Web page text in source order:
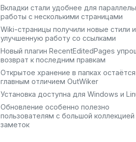
Вкладки стали удобнее для
работы с несколькими страницами
Wiki-страницы получили новые стили и
улучшенную работу со ссылками
Новый плагин RecentEditedPages
возврат к последним правкам
Открытое хранение в папках остаётся
главным отличием OutWiker
Установка доступна для Windows и
Обновление особенно полезно
пользователям с большой коллекцией
заметок